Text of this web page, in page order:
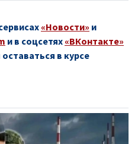
«Новости» и
и в соцсетях «ВКонтакте»
в курсе